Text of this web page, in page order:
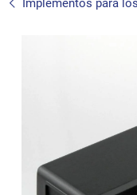
Implementos para